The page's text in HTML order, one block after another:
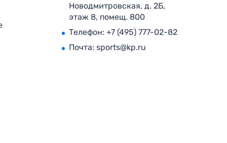
Новодмитровская, д. 2Б,
этаж 8, помещ. 800
Телефон: +7 (495) 777-02-82
Почта: sports@kp.ru